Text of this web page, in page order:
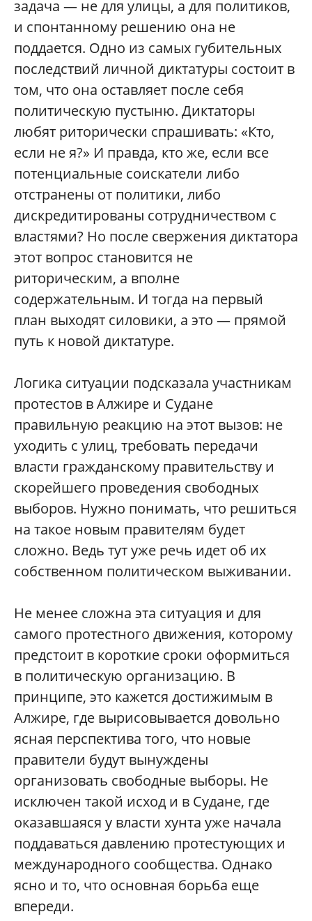
задача — не для улицы, а для политиков,
и спонтанному решению она не
поддается. Одно из самых губительных
последствий личной диктатуры состоит в
том, что она оставляет после себя
политическую пустыню. Диктаторы
любят риторически спрашивать: «Кто,
если не я?» И правда, кто же, если все
потенциальные соискатели либо
отстранены от политики, либо
дискредитированы сотрудничеством с
властями? Но после свержения диктатора
этот вопрос становится не
риторическим, а вполне
содержательным. И тогда на первый
план выходят силовики, а это — прямой
путь к новой диктатуре.
Логика ситуации подсказала участникам
протестов в Алжире и Судане
правильную реакцию на этот вызов: не
уходить с улиц, требовать передачи
власти гражданскому правительству и
скорейшего проведения свободных
выборов. Нужно понимать, что решиться
на такое новым правителям будет
сложно. Ведь тут уже речь идет об их
собственном политическом выживании.
Не менее сложна эта ситуация и для
самого протестного движения, которому
предстоит в короткие сроки оформиться
в политическую организацию. В
принципе, это кажется достижимым в
Алжире, где вырисовывается довольно
ясная перспектива того, что новые
правители будут вынуждены
организовать свободные выборы. Не
исключен такой исход и в Судане, где
оказавшаяся у власти хунта уже начала
поддаваться давлению протестующих и
международного сообщества. Однако
ясно и то, что основная борьба еще
впереди.